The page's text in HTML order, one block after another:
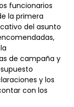
funcionarios
la primera
del asunto
de campaña y
y los
con los